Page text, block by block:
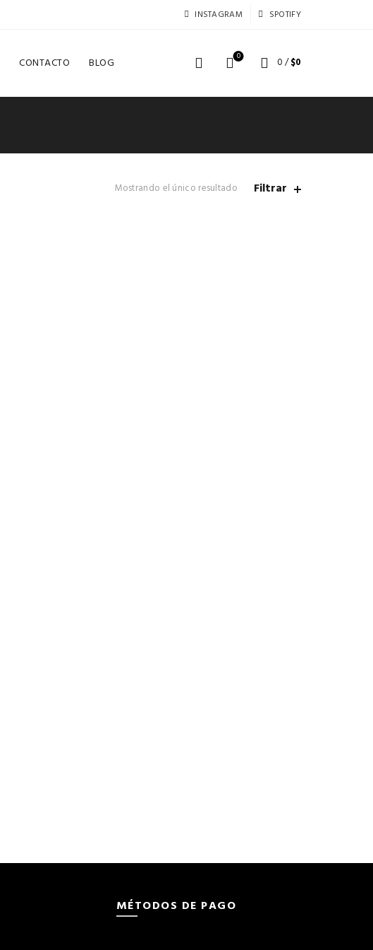
INSTAGRAM SPOTIFY
CONTACTO BLOG 0 0/$0
Mostrando el único resultado Filtrar
MÉTODOS DE PAGO